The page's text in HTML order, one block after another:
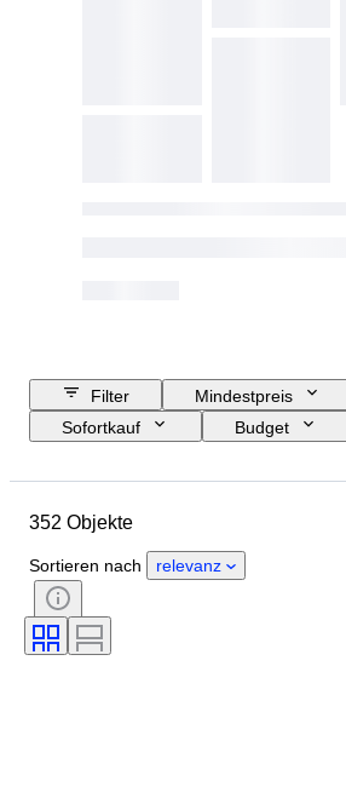
Filter
Mindestpreis
Sofortkauf
Budget
Zubehör
Technik
Einband
Auflage
Verkauft von
352 Objekte
Sortieren nach relevanz